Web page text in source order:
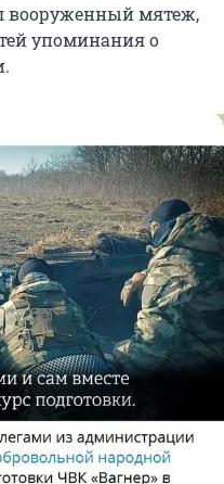
вооруженный мятеж,
упоминания о